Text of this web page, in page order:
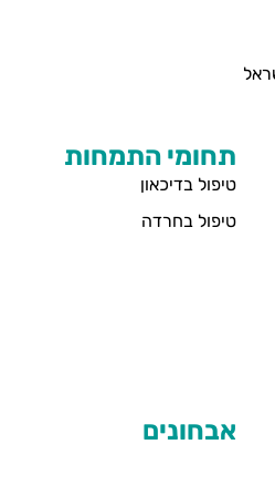
תחומי התמחות
טיפול בדיכאון
טיפול בחרדה
אבחונים